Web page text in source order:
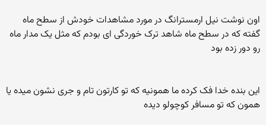
اون نوشت نیل ارمسترانگ در مورد مشاهدات خودش از سطح ماه
گفته که در سطح ماه شاهد ترک خوردگی ای بودم که مثل یک مدار ماه
رو دور زده بود
این بنده خدا فک کرده ما همونیه که تو کارتون تام و جری نشون میده یا
همون که تو مسافر کوچولو دیده